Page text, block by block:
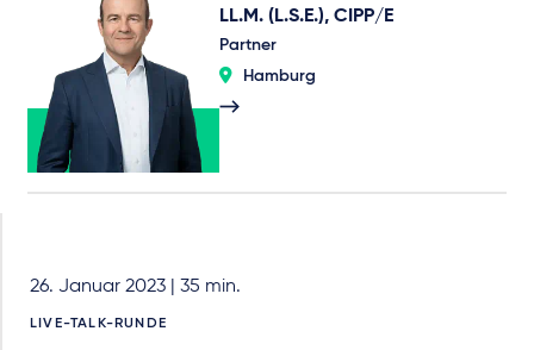
LL.M. (L.S.E.), CIPP/E
Partner
Hamburg
26. Januar 2023 | 35 min.
LIVE-TALK-RUNDE